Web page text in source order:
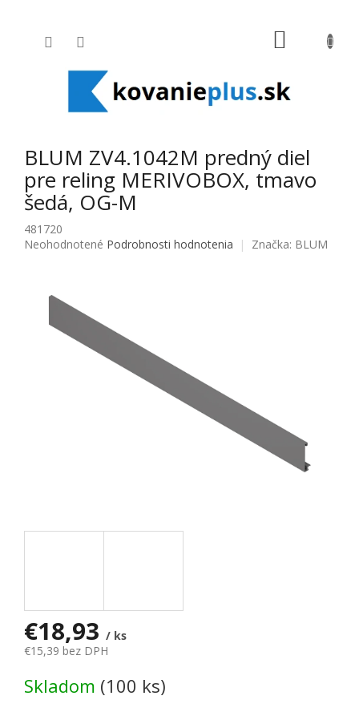
BLUM ZV4.1042M predný diel
pre reling MERIVOBOX, tmavo
šedá, OG-M
481720
Priemerné hodnotenie produktu je 0,0 z 5 hviezdičiek.
Neohodnotené Podrobnosti hodnotenia Značka: BLUM
€18,93 / ks
€15,39 bez DPH
Skladom (100 ks)